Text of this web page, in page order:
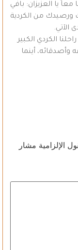
يا العزيزان: بافي
من الكردية
الآتي.
الكردي الكبير
أينما
الإلزامية مشار